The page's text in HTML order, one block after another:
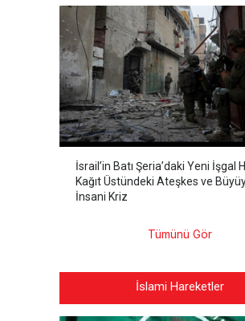
İsrail’in Batı Şeria’daki Yeni İşgal
Kağıt Üstündeki Ateşkes ve
İnsani Kriz
Tümünü Gör
İslami Hareketler